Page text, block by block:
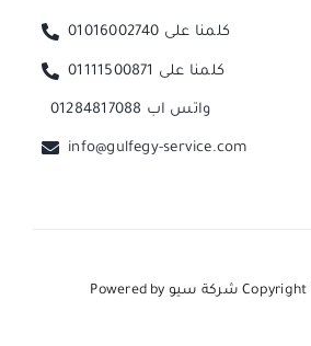
كلمنا على 01016002740
كلمنا على 01111500871
واتس اب 01284817088
info@gulfegy-service.com
شركة سيو